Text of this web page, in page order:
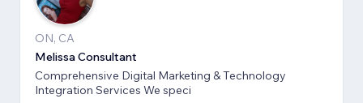
ON, CA
Melissa Consultant
Comprehensive Digital Marketing & Technology
Integration Services We speci